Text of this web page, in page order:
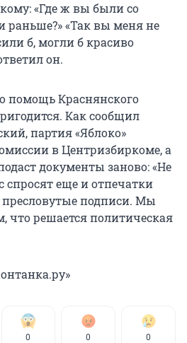
«Где ж вы были со
раньше?» «Так вы меня не
б, могли б красиво
он.
помощь Краснянского
Как сообщил
партия «Яблоко»
в Центризбиркоме, а
документы заново: «Не
спросят еще и отпечатки
пресловутые подписи. Мы
что решается политическая
0 0 0